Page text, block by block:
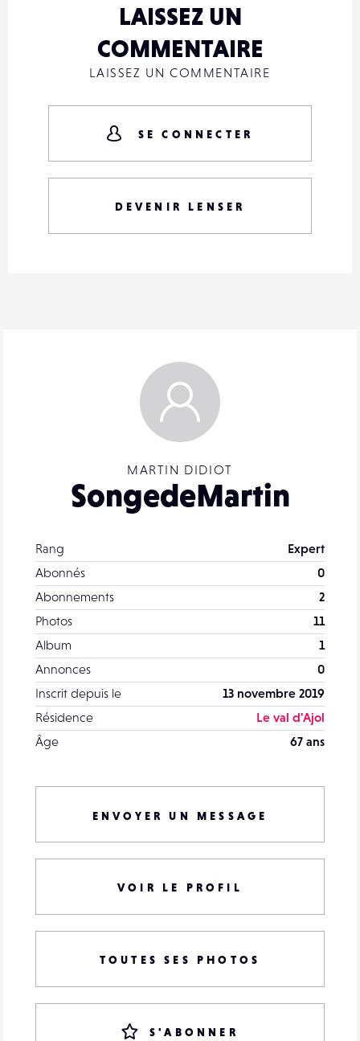
MARTIN DIDIOT
SongedeMartin
Rang
Expert
Abonnés
0
Abonnements
2
Photos
11
Album
1
Annonces
0
Inscrit depuis le
13 novembre 2019
Résidence
Le val d'Ajol
Âge
67 ans
ENVOYER UN MESSAGE
VOIR LE PROFIL
TOUTES SES PHOTOS
S'ABONNER
LAISSEZ UN
COMMENTAIRE
LAISSEZ UN COMMENTAIRE
SE CONNECTER
DEVENIR LENSER